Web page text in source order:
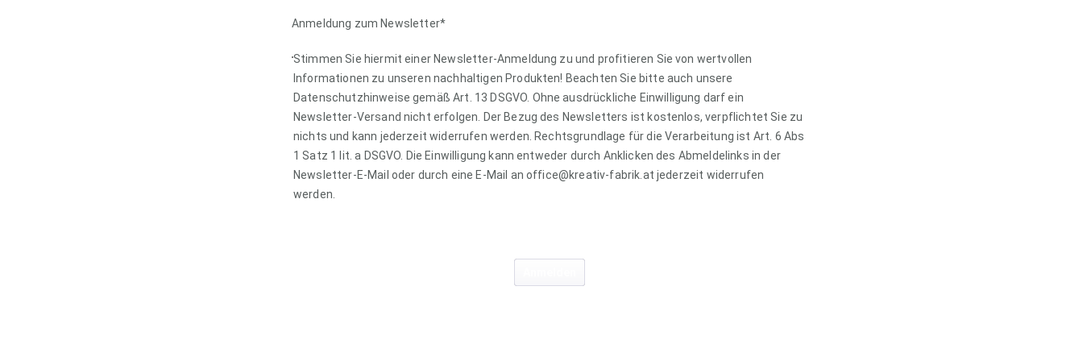
Anmeldung zum Newsletter*
Stimmen Sie hiermit einer Newsletter-Anmeldung zu und profitieren Sie von wertvollen
Informationen zu unseren nachhaltigen Produkten! Beachten Sie bitte auch unsere
Datenschutzhinweise gemäß Art. 13 DSGVO. Ohne ausdrückliche Einwilligung darf ein
Newsletter-Versand nicht erfolgen. Der Bezug des Newsletters ist kostenlos, verpflichtet Sie zu
nichts und kann jederzeit widerrufen werden. Rechtsgrundlage für die Verarbeitung ist Art. 6 Abs
1 Satz 1 lit. a DSGVO. Die Einwilligung kann entweder durch Anklicken des Abmeldelinks in der
Newsletter-E-Mail oder durch eine E-Mail an office@kreativ-fabrik.at jederzeit widerrufen
werden.